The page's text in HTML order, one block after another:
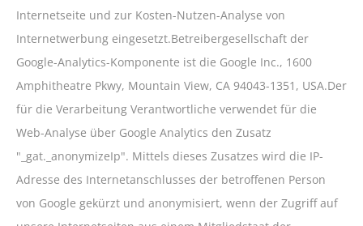
Internetseite und zur Kosten-Nutzen-Analyse von
Internetwerbung eingesetzt.Betreibergesellschaft der
Google-Analytics-Komponente ist die Google Inc., 1600
Amphitheatre Pkwy, Mountain View, CA 94043-1351, USA.Der
für die Verarbeitung Verantwortliche verwendet für die
Web-Analyse über Google Analytics den Zusatz
"_gat._anonymizeIp". Mittels dieses Zusatzes wird die IP-
Adresse des Internetanschlusses der betroffenen Person
von Google gekürzt und anonymisiert, wenn der Zugriff auf